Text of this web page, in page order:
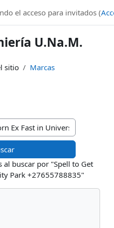
el acceso para invitados (
U.Na.M.
sitio Marcas
al buscar por "Spell to Get
Park +27655788835"